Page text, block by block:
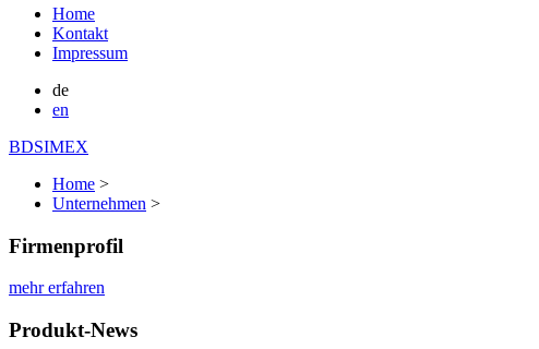
Home
Kontakt
Impressum
de
en
BDSIMEX
Home >
Unternehmen >
Firmenprofil
mehr erfahren
Produkt-News